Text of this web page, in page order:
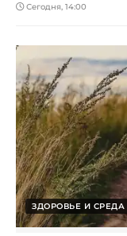
Сегодня, 14:00
ЗДОРОВЬЕ И СРЕДА